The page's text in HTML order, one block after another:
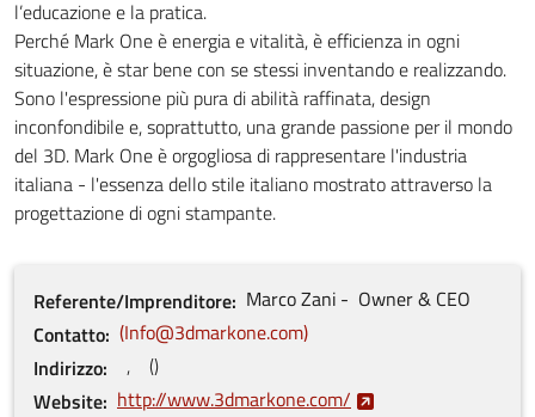
l’educazione e la pratica.
Perché Mark One è energia e vitalità, è efficienza in ogni
situazione, è star bene con se stessi inventando e realizzando.
Sono l'espressione più pura di abilità raffinata, design
inconfondibile e, soprattutto, una grande passione per il mondo
del 3D. Mark One è orgogliosa di rappresentare l'industria
italiana - l'essenza dello stile italiano mostrato attraverso la
progettazione di ogni stampante.
Referente/Imprenditore MarcoZani
Owner & CEO
Contatto
Info@3dmarkone.com
Indirizzo
, ()
Website http://www.3dmarkone.com/